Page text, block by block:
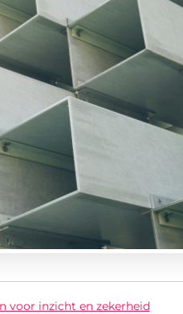
voor inzicht en zekerheid